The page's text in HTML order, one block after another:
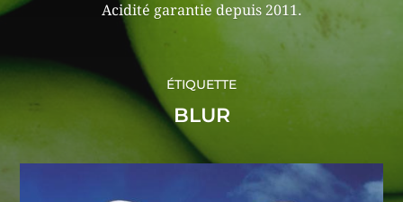
Acidité garantie depuis 2011.
ÉTIQUETTE
BLUR